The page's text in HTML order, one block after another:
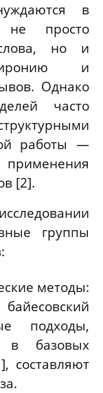
в
не просто
но и
иронию и
Однако
часто
работы —
применения
[2].
группы
методы:
подходы,
в базовых
составляют